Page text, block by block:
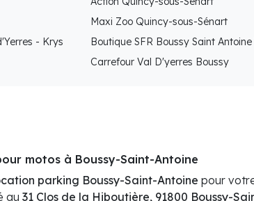
Maxi Zoo Quincy-sous-Sénart
- Krys
Boutique SFR Boussy Saint
Carrefour Val D'yerres Boussy
motos à Boussy-Saint-Antoine
parking Boussy-Saint-Antoine pour
au 31 Clos de la Hiboutière, 91800 Boussy-